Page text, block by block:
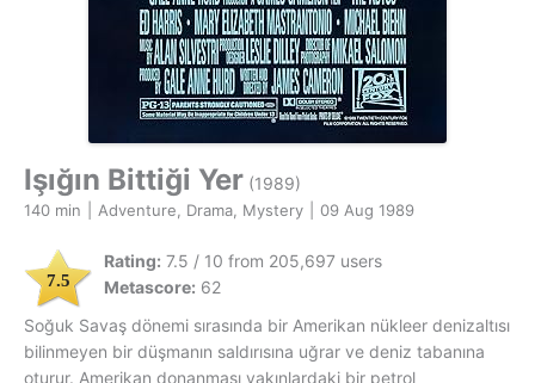
Işığın Bittiği Yer (1989)
140 min Adventure, Drama, Mystery 09 Aug 1989
7.5
Rating: 7.5 / 10 from 205,697 users
Metascore: 62
Soğuk Savaş dönemi sırasında bir Amerikan nükleer denizaltısı
bilinmeyen bir düşmanın saldırısına uğrar ve deniz tabanına
oturur. Amerikan donanması yakınlardaki bir petrol